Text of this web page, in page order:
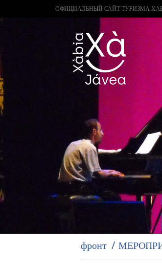
ОФИЦИАЛЬНЫЙ САЙТ ТУРИЗМА
фронт